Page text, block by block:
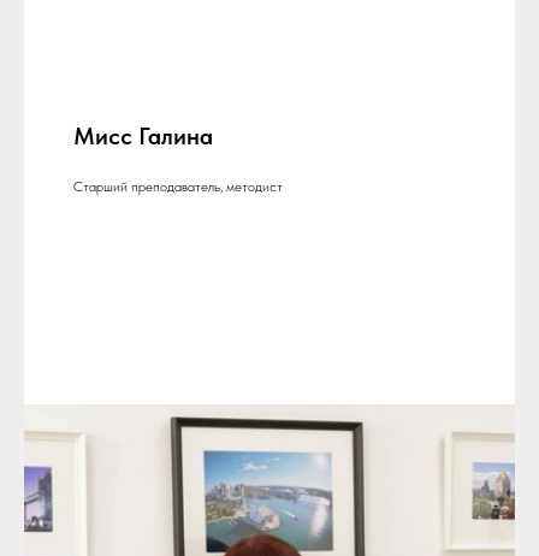
Мисс Галина
Старший преподаватель, методист